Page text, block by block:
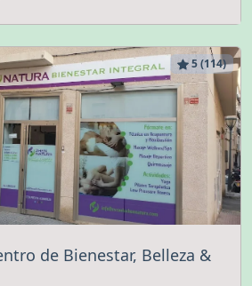
5 (114)
de Bienestar, Belleza &